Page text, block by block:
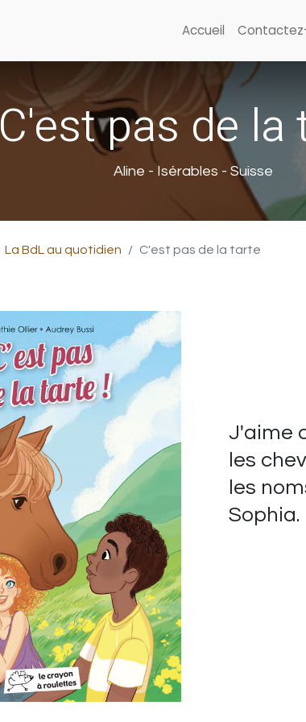
Accueil
C'est pas de la
Aline - Isérables - Suisse
La BdL au quotidien C'est pas de la tarte
J'aime
les
les
Sophia.